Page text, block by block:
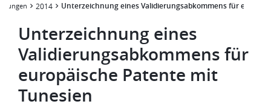
2014 Unterzeichnung eines Validierungsabkommens für
Unterzeichnung eines
Validierungsabkommens für
europäische Patente mit
Tunesien